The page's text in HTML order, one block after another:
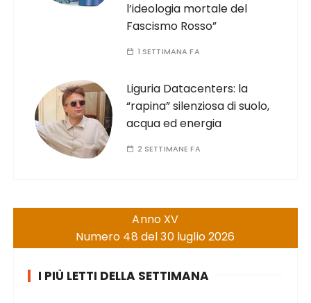
l’ideologia mortale del
Fascismo Rosso”
1 SETTIMANA FA
Liguria Datacenters: la
“rapina” silenziosa di suolo,
acqua ed energia
2 SETTIMANE FA
Anno XV
Numero 48 del 30 luglio 2026
I PIÙ LETTI DELLA SETTIMANA